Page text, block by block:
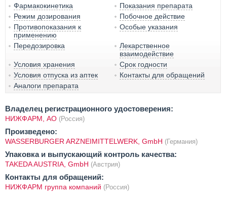
Фармакокинетика
Показания препарата
Режим дозирования
Побочное действие
Противопоказания к
применению
Особые указания
Передозировка
Лекарственное
взаимодействие
Условия хранения
Срок годности
Условия отпуска из аптек
Контакты для обращений
Аналоги препарата
Владелец регистрационного удостоверения:
НИЖФАРМ, АО (Россия)
Произведено:
WASSERBURGER ARZNEIMITTELWERK, GmbH (Германия)
Упаковка и выпускающий контроль качества:
TAKEDA AUSTRIA, GmbH (Австрия)
Контакты для обращений:
НИЖФАРМ группа компаний (Россия)